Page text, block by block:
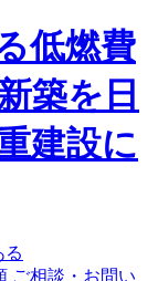
ご相談・お問い